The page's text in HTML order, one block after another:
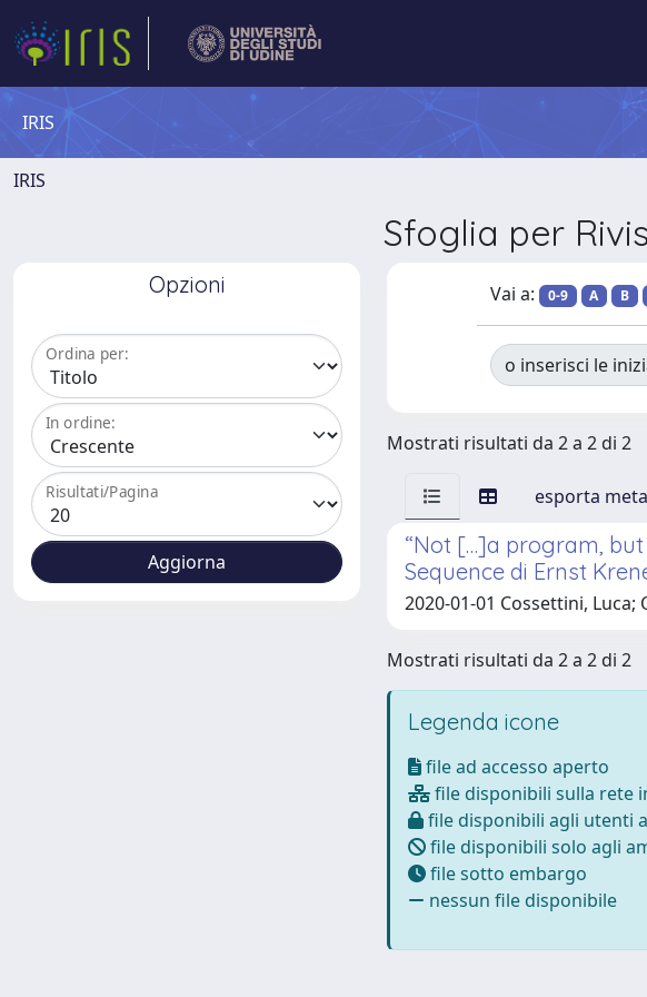
IRIS
IRIS
Sfoglia per
Opzioni
Ordina per:
In ordine:
Risultati/Pagina
Vai a: 0-9 A B
o inserisci le
Mostrati risultati da 2 a 2 di 2
esporta
“Not […]a program,
Sequence di Ernst
2020-01-01 Cossettini, Luca;
Mostrati risultati da 2 a 2 di 2
Legenda icone
file ad accesso aperto
file disponibili sulla rete
file disponibili agli utenti
file disponibili solo agli
file sotto embargo
nessun file disponibile